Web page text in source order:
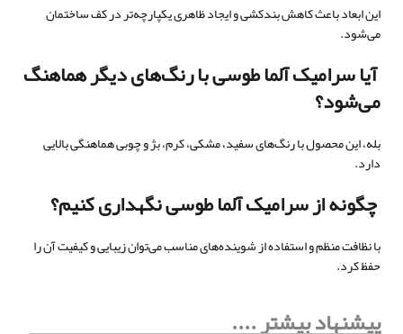
این ابعاد باعث کاهش بندکشی و ایجاد ظاهری یکپارچه‌تر در کف ساختمان
می‌شود.
آیا سرامیک آلما طوسی با رنگ‌های دیگر هماهنگ
می‌شود؟
بله، این محصول با رنگ‌های سفید، مشکی، کرم، بژ و چوبی هماهنگی بالایی
دارد.
چگونه از سرامیک آلما طوسی نگهداری کنیم؟
با نظافت منظم و استفاده از شوینده‌های مناسب می‌توان زیبایی و کیفیت آن را
حفظ کرد.
پیشنهاد بیشتر ....